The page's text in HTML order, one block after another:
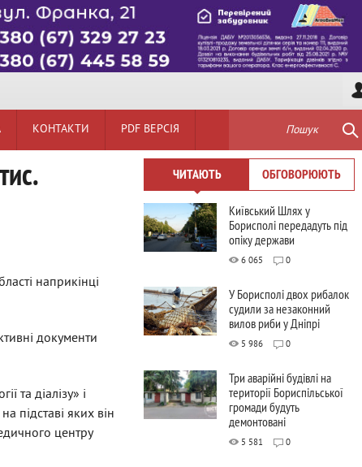
КОНТАКТИ PDF ВЕРСІЯ Пошук
наприкінці
документи
та діалізу» і
підставі яких він
центру
ЧИТАЮТЬ ОБГОВОРЮЮТЬ
Київський Шлях у
Борисполі передадуть під
опіку держави
6 065 0
У Борисполі двох рибалок
судили за незаконний
вилов риби у Дніпрі
5 986 0
Три аварійні будівлі на
території Бориспільської
громади будуть
демонтовані
5 581 0